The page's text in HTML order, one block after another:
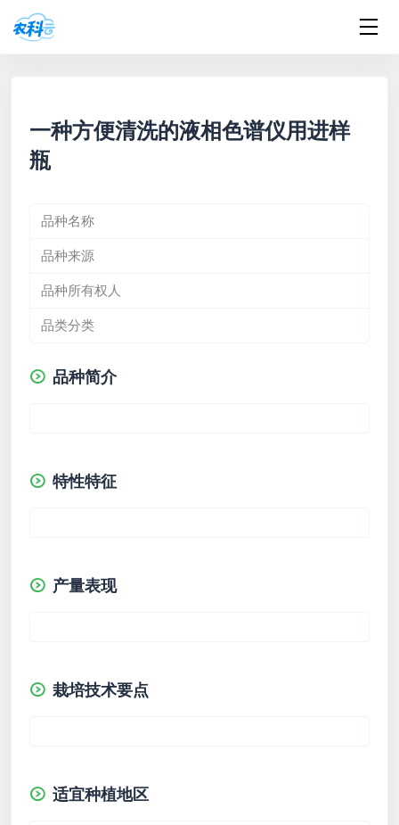
一种方便清洗的液相色谱仪用进样
瓶
品种名称
品种来源
品种所有权人
品类分类
品种简介
特性特征
产量表现
栽培技术要点
适宜种植地区